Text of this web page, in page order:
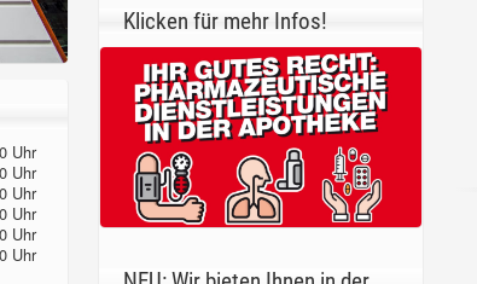
Uhr
Uhr
Uhr
Uhr
Uhr
Uhr
Klicken für mehr Infos!